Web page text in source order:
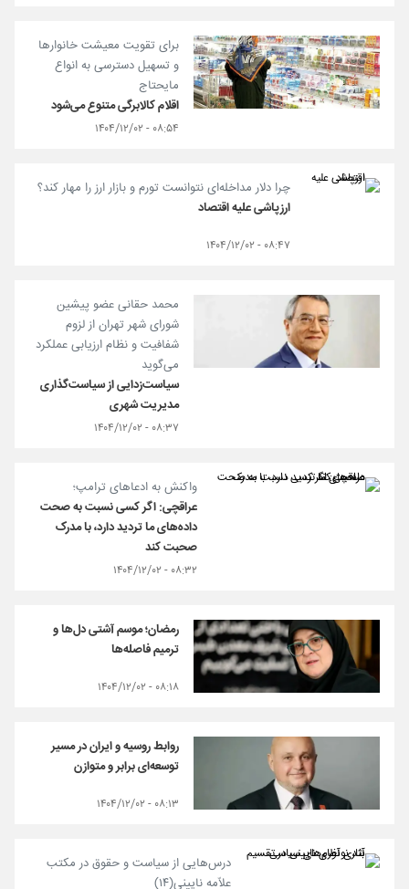
برای تقویت معیشت خانوارها
و تسهیل دسترسی به انواع
مایحتاج
اقلام کالابرگی متنوع می‌شود
۰۸:۵۴ - ۱۴۰۴/۱۲/۰۲
چرا دلار مداخله‌ای نتوانست تورم و بازار ارز را مهار کند؟
ارزپاشی علیه اقتصاد
۰۸:۴۷ - ۱۴۰۴/۱۲/۰۲
محمد حقانی عضو پیشین
شورای شهر تهران از لزوم
شفافیت و نظام ارزیابی عملکرد
می‌گوید
سیاست‌زدایی از سیاست‌گذاری
مدیریت شهری
۰۸:۳۷ - ۱۴۰۴/۱۲/۰۲
واکنش به ادعاهای ترامپ؛
عراقچی: اگر کسی نسبت به صحت
داده‌های ما تردید دارد، با مدرک
صحبت کند
۰۸:۳۲ - ۱۴۰۴/۱۲/۰۲
رمضان؛ موسم آشتی دل‌ها و
ترمیم فاصله‌ها
۰۸:۱۸ - ۱۴۰۴/۱۲/۰۲
روابط روسیه و ایران در مسیر
توسعه‌ای برابر و متوازن
۰۸:۱۳ - ۱۴۰۴/۱۲/۰۲
درس‌هایی از سیاست و حقوق در مکتب
علاّمه نایینی(۱۴)